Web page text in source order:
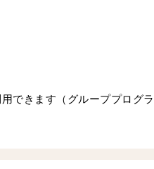
できます（グループプログラ